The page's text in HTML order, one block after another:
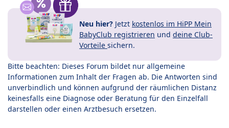
Neu hier? Jetzt kostenlos im HiPP Mein
BabyClub registrieren und deine Club-
Vorteile sichern.
Bitte beachten: Dieses Forum bildet nur allgemeine
Informationen zum Inhalt der Fragen ab. Die Antworten sind
unverbindlich und können aufgrund der räumlichen Distanz
keinesfalls eine Diagnose oder Beratung für den Einzelfall
darstellen oder einen Arztbesuch ersetzen.